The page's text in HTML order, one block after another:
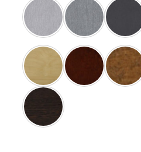
useita värejä määrä